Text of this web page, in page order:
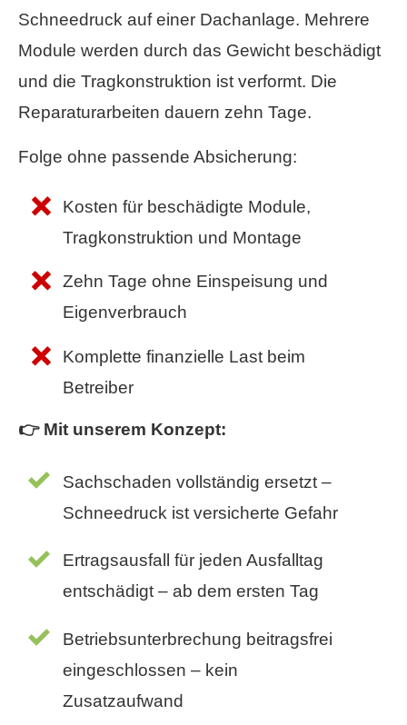
Schneedruck auf einer Dachanlage. Mehrere
Module werden durch das Gewicht beschädigt
und die Tragkonstruktion ist verformt. Die
Reparaturarbeiten dauern zehn Tage.
Folge ohne passende Absicherung:
Kosten für beschädigte Module,
Tragkonstruktion und Montage
Zehn Tage ohne Einspeisung und
Eigenverbrauch
Komplette finanzielle Last beim
Betreiber
👉 Mit unserem Konzept:
Sachschaden vollständig ersetzt –
Schneedruck ist versicherte Gefahr
Ertragsausfall für jeden Ausfalltag
entschädigt – ab dem ersten Tag
Betriebsunterbrechung beitragsfrei
eingeschlossen – kein
Zusatzaufwand